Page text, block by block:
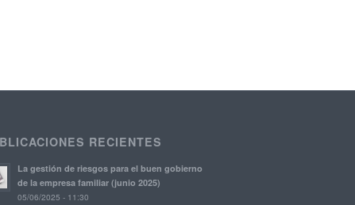
RECIENTES
La gestión de riesgos para el buen gobierno
de la empresa familiar (junio 2025)
05/06/2025 - 11:30